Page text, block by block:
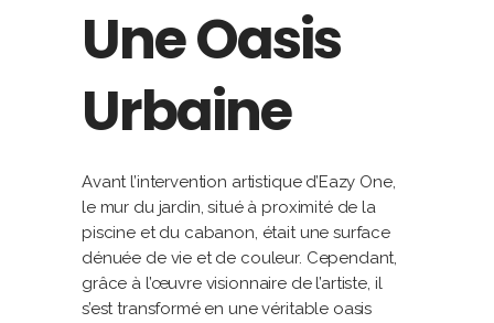
Une Oasis
Urbaine
Avant l’intervention artistique d’Eazy One,
le mur du jardin, situé à proximité de la
piscine et du cabanon, était une surface
dénuée de vie et de couleur. Cependant,
grâce à l’œuvre visionnaire de l’artiste, il
s’est transformé en une véritable oasis